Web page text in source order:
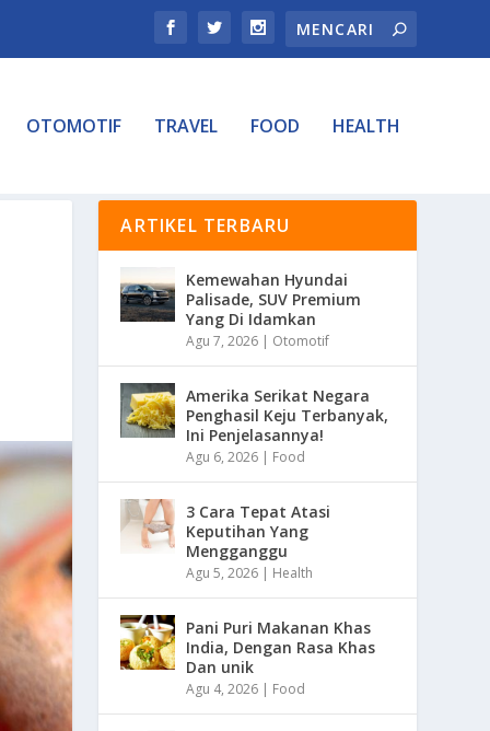
OTOMOTIF TRAVEL FOOD HEALTH
ARTIKEL TERBARU
Kemewahan Hyundai
Palisade, SUV Premium
Yang Di Idamkan
Agu 7, 2026 | Otomotif
Amerika Serikat Negara
Penghasil Keju Terbanyak,
Ini Penjelasannya!
Agu 6, 2026 | Food
3 Cara Tepat Atasi
Keputihan Yang
Mengganggu
Agu 5, 2026 | Health
Pani Puri Makanan Khas
India, Dengan Rasa Khas
Dan unik
Agu 4, 2026 | Food